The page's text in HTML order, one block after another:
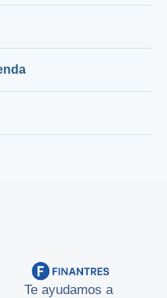
Te ayudamos a